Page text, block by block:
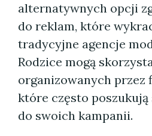
alternatywnych opcji
do reklam, które
tradycyjne agencje
Rodzice mogą
organizowanych przez
które często
do swoich kampanii.